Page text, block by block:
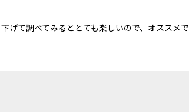
げて調べてみるととても楽しいので、オススメで